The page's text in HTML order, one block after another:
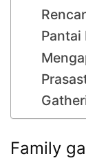
Pantai
Family